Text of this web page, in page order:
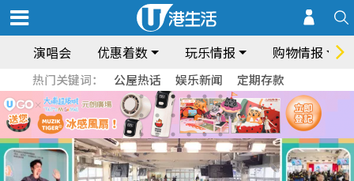
演唱会 优惠着数 玩乐情报 购物情报
热门关键词： 公屋热话 娱乐新闻 定期存款